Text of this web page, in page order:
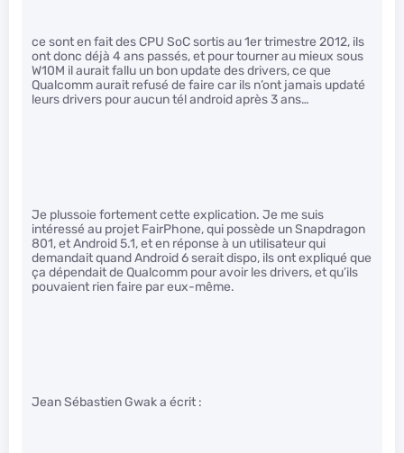
ce sont en fait des CPU SoC sortis au 1er trimestre 2012, ils
ont donc déjà 4 ans passés, et pour tourner au mieux sous
W10M il aurait fallu un bon update des drivers, ce que
Qualcomm aurait refusé de faire car ils n’ont jamais updaté
leurs drivers pour aucun tél android après 3 ans…
Je plussoie fortement cette explication. Je me suis
intéressé au projet FairPhone, qui possède un Snapdragon
801, et Android 5.1, et en réponse à un utilisateur qui
demandait quand Android 6 serait dispo, ils ont expliqué que
ça dépendait de Qualcomm pour avoir les drivers, et qu’ils
pouvaient rien faire par eux-même.
Jean Sébastien Gwak a écrit :